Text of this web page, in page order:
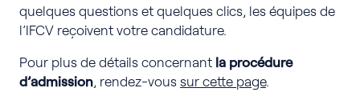
quelques questions et quelques clics, les équipes de
l’IFCV reçoivent votre candidature.
Pour plus de détails concernant la procédure
d’admission, rendez-vous sur cette page.